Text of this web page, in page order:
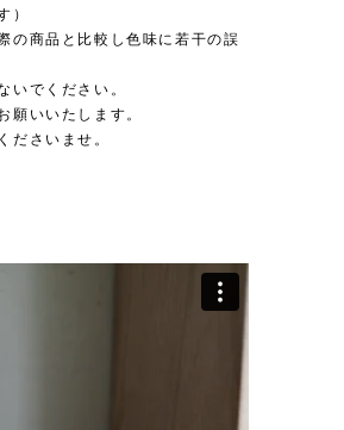
）
の商品と比較し色味に若干の誤
いでください。
願いいたします。
ださいませ。